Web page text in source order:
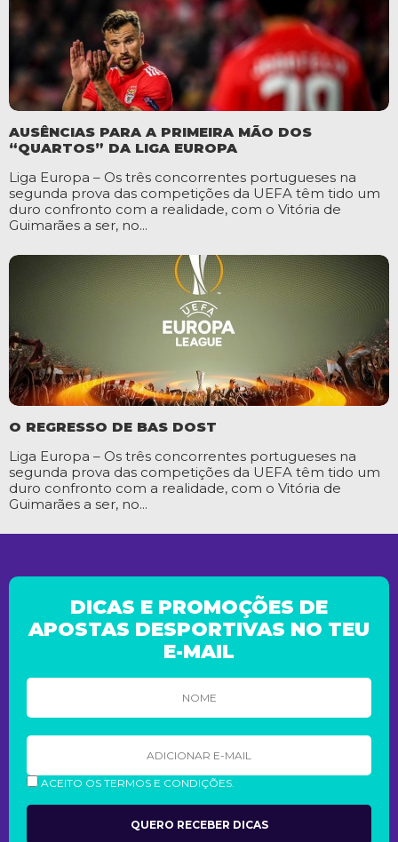
AUSÊNCIAS PARA A PRIMEIRA MÃO DOS
“QUARTOS” DA LIGA EUROPA
Liga Europa – Os três concorrentes portugueses na
segunda prova das competições da UEFA têm tido um
duro confronto com a realidade, com o Vitória de
Guimarães a ser, no...
O REGRESSO DE BAS DOST
Liga Europa – Os três concorrentes portugueses na
segunda prova das competições da UEFA têm tido um
duro confronto com a realidade, com o Vitória de
Guimarães a ser, no...
DICAS E PROMOÇÕES DE
APOSTAS DESPORTIVAS NO TEU
E-MAIL
ACEITO OS TERMOS E CONDIÇÕES.